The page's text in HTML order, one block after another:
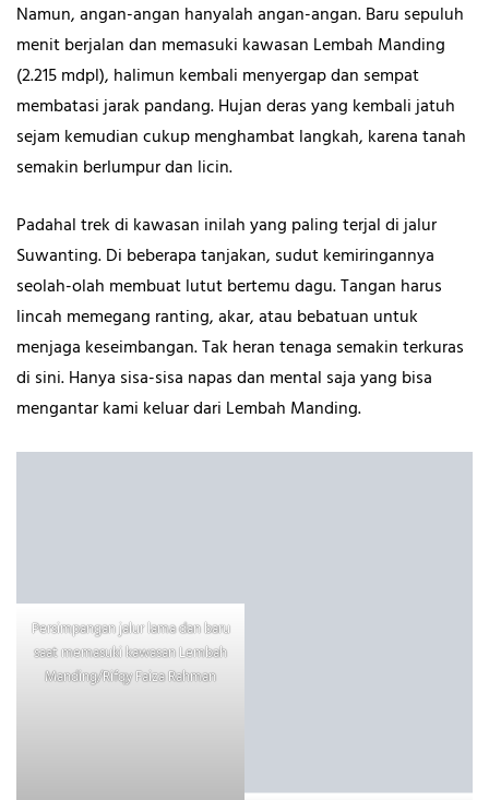
Namun, angan-angan hanyalah angan-angan. Baru sepuluh
menit berjalan dan memasuki kawasan Lembah Manding
(2.215 mdpl), halimun kembali menyergap dan sempat
membatasi jarak pandang. Hujan deras yang kembali jatuh
sejam kemudian cukup menghambat langkah, karena tanah
semakin berlumpur dan licin.
Padahal trek di kawasan inilah yang paling terjal di jalur
Suwanting. Di beberapa tanjakan, sudut kemiringannya
seolah-olah membuat lutut bertemu dagu. Tangan harus
lincah memegang ranting, akar, atau bebatuan untuk
menjaga keseimbangan. Tak heran tenaga semakin terkuras
di sini. Hanya sisa-sisa napas dan mental saja yang bisa
mengantar kami keluar dari Lembah Manding.
Persimpangan jalur lama dan baru
saat memasuki kawasan Lembah
Manding/Rifqy Faiza Rahman